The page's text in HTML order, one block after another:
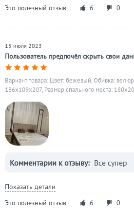
Это полезный отзыв
6 0
Пользователь предпочёл скрыть свои
15 июля 2023
Вариант товара: Цвет: бежевый, Обивка:
186x109x207, Размер спального места:
Комментарии к отзыву: Все супер
Показать детали
Это полезный отзыв
6 0